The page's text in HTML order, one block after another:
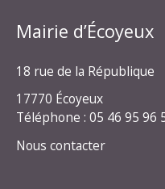
Mairie d’Écoyeux
18 rue de la République
17770 Écoyeux
Téléphone : 05 46 95 96
Nous contacter